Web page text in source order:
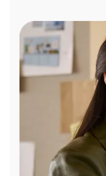
Administrar
cuenta
Encuentra
tienda